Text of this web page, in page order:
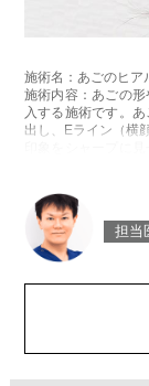
施術名：あごのヒア
施術内容：あごの
入する施術です。
出し、Eライン（横
印象をシャープに
リスク、副作用：
生じることがあり
た、稀にアレルギ
結節が生じる可能
費用：
レスチレンリフト※
クレヴィエルコント
ボリューマ 131,800
担当